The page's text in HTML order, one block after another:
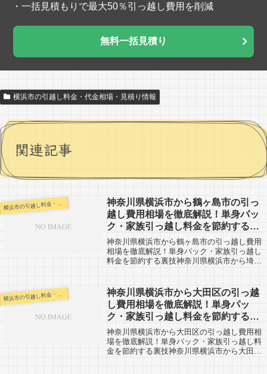
・一括見積もりで最大50％引っ越し費用を削減
無料一括見積り
横浜市の引越し料金・代金相場・見積り情報
関連記事
横 浜市の引越し料金・代金相場・見積り情報
神奈川県横浜市から鶴ヶ島市の引っ
越し費用相場を徹底解説！単身パッ
ク・家族引っ越し料金を節約する裏
技
神奈川県横浜市から鶴ヶ島市の引っ越し費用
相場を徹底解説！単身パック・家族引っ越し
料金を節約する裏技神奈川県横浜市から埼玉
間で約70kmとやや距離があります。片道...
横
神奈川県横浜市から大田区の引っ越
し費用相場を徹底解説！単身パッ
ク・家族引っ越し料金を節約する裏
技
神奈川県横浜市から大田区の引っ越し費用相
場を徹底解説！単身パック・家族引っ越し料
金を節約する裏技神奈川県横浜市から大田区